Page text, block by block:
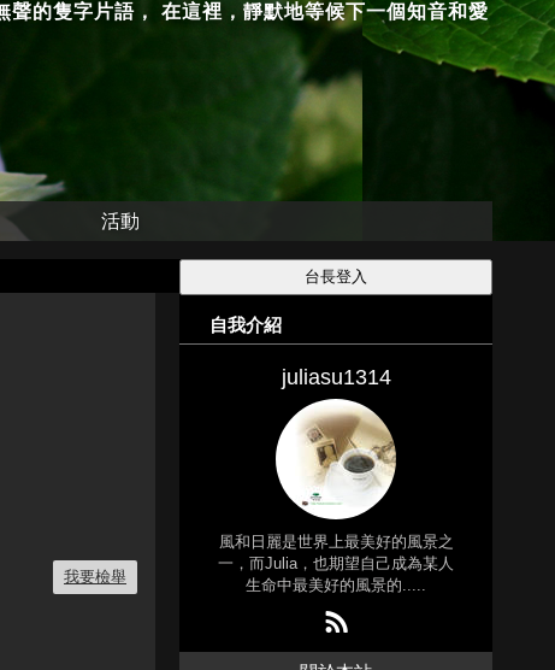
的隻字片語， 在這裡，靜默地等候下一個知音和愛
活動
我要檢舉
自我介紹
juliasu1314
風和日麗是世界上最美好的風景之
一，而Julia，也期望自己成為某人
生命中最美好的風景的.....